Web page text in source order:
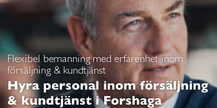
Flexibel bemanning med erfarenhet inom
försäljning & kundtjänst
Hyra personal inom försäljning
& kundtjänst i Forshaga